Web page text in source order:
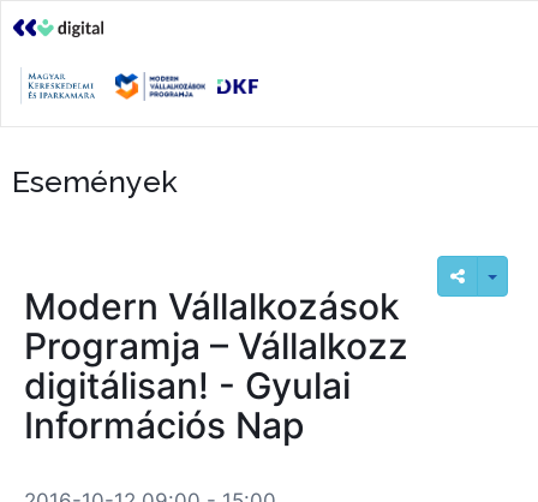
Események
Modern Vállalkozások
Programja – Vállalkozz
digitálisan! - Gyulai
Információs Nap